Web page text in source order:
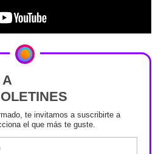
A
te invitamos a suscribirte a
el que más te guste.